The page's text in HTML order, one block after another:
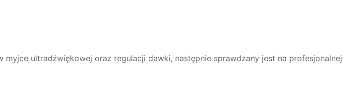
ultradźwiękowej oraz regulacji dawki, następnie sprawdzany jest na profesjonalnej